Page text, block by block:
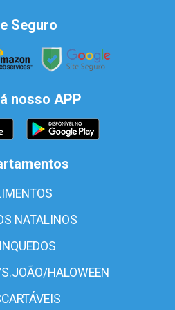
Seguro
nosso APP
NATALINOS
HALOWEEN